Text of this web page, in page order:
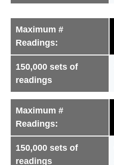
Maximum #
Readings:
150,000 sets of
readings
Maximum #
Readings:
150,000 sets of
readings